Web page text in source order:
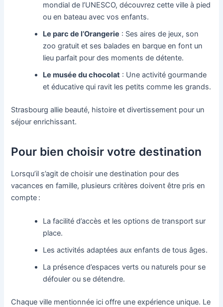
mondial de l’UNESCO, découvrez cette ville à pied
ou en bateau avec vos enfants.
Le parc de l’Orangerie : Ses aires de jeux, son
zoo gratuit et ses balades en barque en font un
lieu parfait pour des moments de détente.
Le musée du chocolat : Une activité gourmande
et éducative qui ravit les petits comme les grands.
Strasbourg allie beauté, histoire et divertissement pour un
séjour enrichissant.
Pour bien choisir votre destination
Lorsqu’il s’agit de choisir une destination pour des
vacances en famille, plusieurs critères doivent être pris en
compte :
La facilité d’accès et les options de transport sur
place.
Les activités adaptées aux enfants de tous âges.
La présence d’espaces verts ou naturels pour se
défouler ou se détendre.
Chaque ville mentionnée ici offre une expérience unique. Le